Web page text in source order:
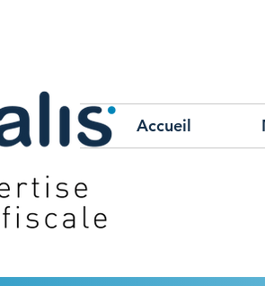
Accueil